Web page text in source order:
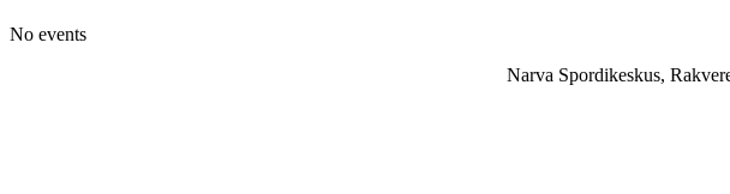
No events
Narva Spordikeskus,